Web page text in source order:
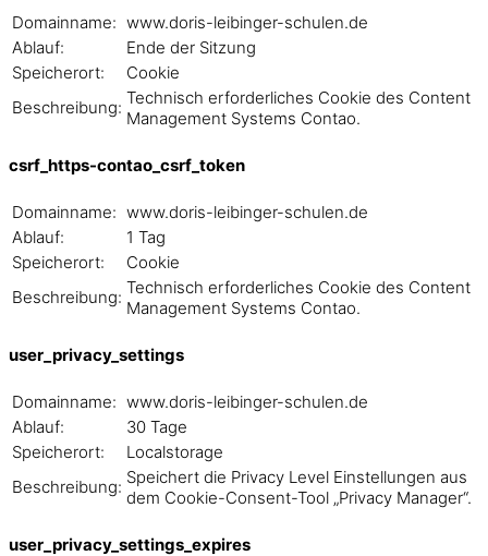
Domainname: www.doris-leibinger-schulen.de
Ablauf:
Ende der Sitzung
Speicherort:
Cookie
Beschreibung: Technisch erforderliches Cookie des Content
Management Systems Contao.
csrf_https-contao_csrf_token
Domainname: www.doris-leibinger-schulen.de
Ablauf:
1 Tag
Speicherort:
Cookie
Beschreibung: Technisch erforderliches Cookie des Content
Management Systems Contao.
user_privacy_settings
Domainname: www.doris-leibinger-schulen.de
Ablauf:
30 Tage
Speicherort:
Localstorage
Beschreibung: Speichert die Privacy Level Einstellungen aus
dem Cookie-Consent-Tool „Privacy Manager“.
user_privacy_settings_expires